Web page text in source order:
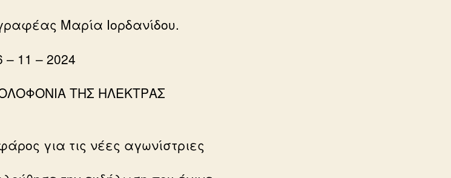
Μαρία Ιορδανίδου.
– 11 – 2024
ΤΗΣ ΗΛΕΚΤΡΑΣ
για τις νέες αγωνίστριες